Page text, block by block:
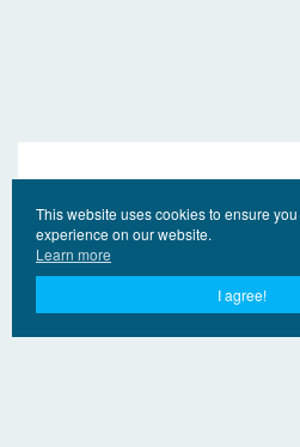
This website uses cookies to ensure
experience on our website.
Learn more
I agree!